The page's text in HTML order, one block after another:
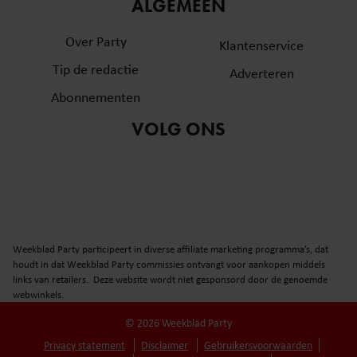
partners kunnen deze gegevens combineren met andere
verzameld op basis van uw gebruik van hun services. U
gaat akkoord met onze cookies als u onze website blijft
ALGEMEEN
Over Party
Tip de redactie
Abonnementen
Klantenservice
Adverteren
VOLG ONS
Weekblad Party participeert in diverse affiliate marketing programma’s, dat
houdt in dat Weekblad Party commissies ontvangt voor aankopen middels
links van retailers. Deze website wordt niet gesponsord door de genoemde
webwinkels.
© 2026 Weekblad Party
Privacy statement
Disclaimer
Gebruikersvoorwaarden